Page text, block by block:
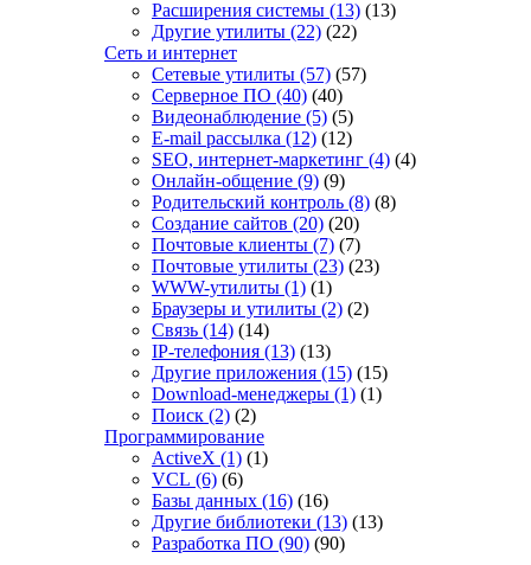
Расширения системы (13) (13)
Другие утилиты (22) (22)
Сеть и интернет
Сетевые утилиты (57) (57)
Серверное ПО (40) (40)
Видеонаблюдение (5) (5)
E-mail рассылка (12) (12)
SEO, интернет-маркетинг (4) (4)
Онлайн-общение (9) (9)
Родительский контроль (8) (8)
Создание сайтов (20) (20)
Почтовые клиенты (7) (7)
Почтовые утилиты (23) (23)
WWW-утилиты (1) (1)
Браузеры и утилиты (2) (2)
Связь (14) (14)
IP-телефония (13) (13)
Другие приложения (15) (15)
Download-менеджеры (1) (1)
Поиск (2) (2)
Программирование
ActiveX (1) (1)
VCL (6) (6)
Базы данных (16) (16)
Другие библиотеки (13) (13)
Разработка ПО (90) (90)